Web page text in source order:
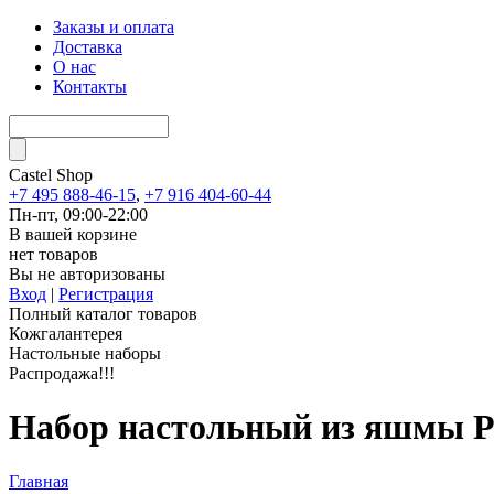
Заказы и оплата
Доставка
О нас
Контакты
Castel Shop
+7 495 888-46-15, +7 916 404-60-44
Пн-пт, 09:00-22:00
В вашей корзине
нет товаров
Вы не авторизованы
Вход | Регистрация
Полный каталог товаров
Кожгалантерея
Настольные наборы
Распродажа!!!
Набор настольный из яшмы
Главная